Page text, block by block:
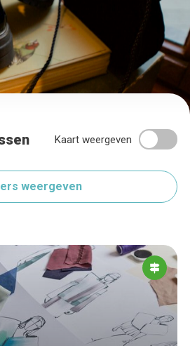
Kaart weergeven
weergeven